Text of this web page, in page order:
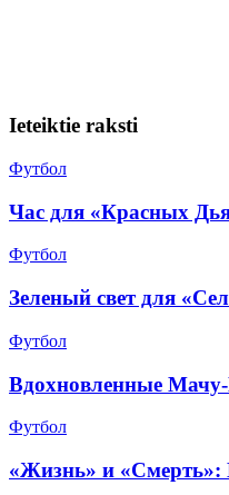
Ieteiktie raksti
Футбол
Час для «Красных
Футбол
Зеленый свет для
Футбол
Вдохновленные
Футбол
«Жизнь» и «Смерть»: